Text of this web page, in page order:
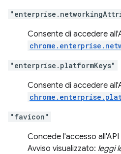
Consente di accedere
"enterprise.platformKeys"
Consente di accedere
"favicon"
Concede l'accesso all'API
Avviso visualizzato: leggi